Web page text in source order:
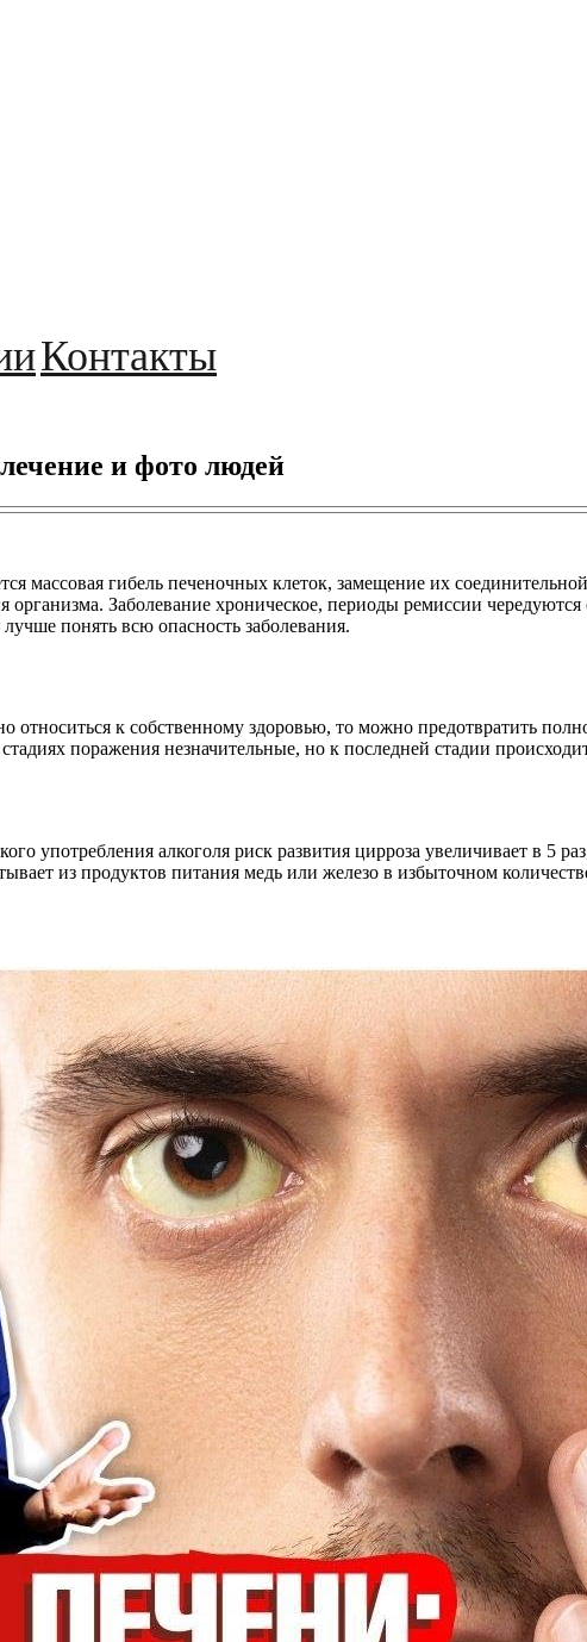
Контакты
и фото людей
массовая гибель печеночных клеток, замещение их
организма. Заболевание хроническое, периоды ремиссии
понять всю опасность заболевания.
относиться к собственному здоровью, то можно предотвратить
поражения незначительные, но к последней стадии
употребления алкоголя риск развития цирроза увеличивает в 5
из продуктов питания медь или железо в избыточном